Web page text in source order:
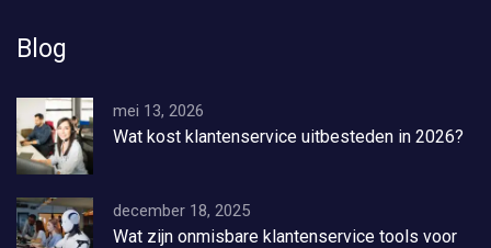
Blog
mei 13, 2026
Wat kost klantenservice uitbesteden in 2026?
december 18, 2025
Wat zijn onmisbare klantenservice tools voor